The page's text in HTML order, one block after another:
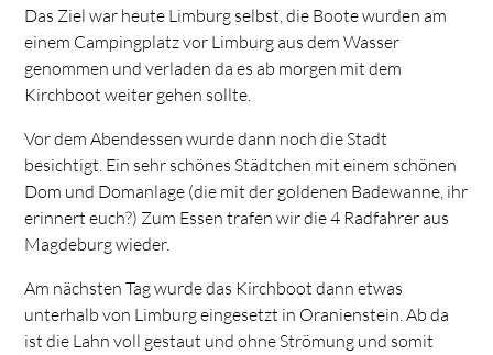
Das Ziel war heute Limburg selbst, die Boote wurden am
einem Campingplatz vor Limburg aus dem Wasser
genommen und verladen da es ab morgen mit dem
Kirchboot weiter gehen sollte.
Vor dem Abendessen wurde dann noch die Stadt
besichtigt. Ein sehr schönes Städtchen mit einem schönen
Dom und Domanlage (die mit der goldenen Badewanne, ihr
erinnert euch?) Zum Essen trafen wir die 4 Radfahrer aus
Magdeburg wieder.
Am nächsten Tag wurde das Kirchboot dann etwas
unterhalb von Limburg eingesetzt in Oranienstein. Ab da
ist die Lahn voll gestaut und ohne Strömung und somit